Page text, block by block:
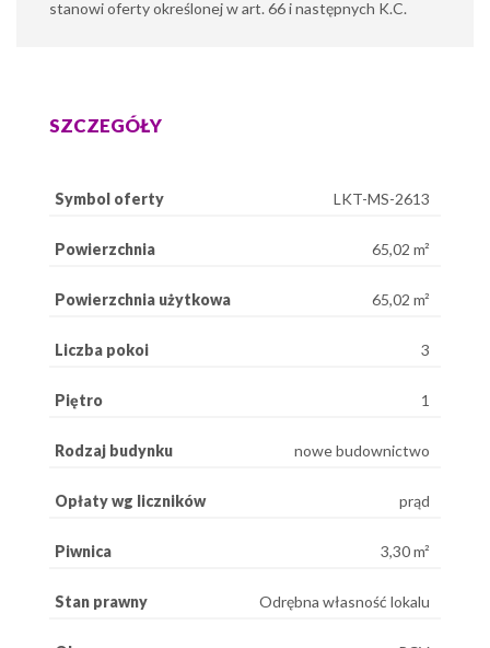
stanowi oferty określonej w art. 66 i następnych K.C.
SZCZEGÓŁY
Symbol oferty LKT-MS-2613
Powierzchnia 65,02 m²
Powierzchnia użytkowa 65,02 m²
Liczba pokoi 3
Piętro 1
Rodzaj budynku nowe budownictwo
Opłaty wg liczników prąd
Piwnica 3,30 m²
Stan prawny Odrębna własność lokalu